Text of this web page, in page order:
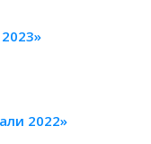
2022»